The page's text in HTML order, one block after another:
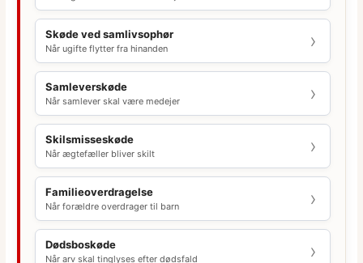
Skøde ved samlivsophør
Når ugifte flytter fra hinanden
Samleverskøde
Når samlever skal være medejer
Skilsmisseskøde
Når ægtefæller bliver skilt
Familieoverdragelse
Når forældre overdrager til barn
Dødsboskøde
Når arv skal tinglyses efter dødsfald